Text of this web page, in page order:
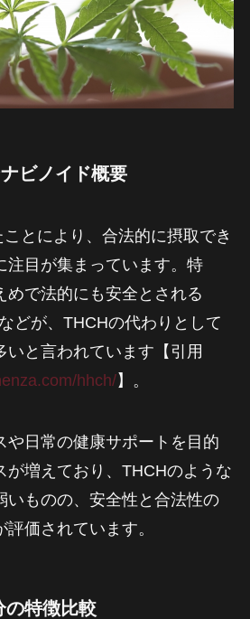
ビノイド概要
とにより、合法的に摂取でき
注目が集まっています。特
めで法的にも安全とされる
どが、THCHの代わりとして
いと言われています【引用
hhch/】。
や日常の健康サポートを目的
が増えており、THCHのような
いものの、安全性と合法性の
価されています。
の特徴比較